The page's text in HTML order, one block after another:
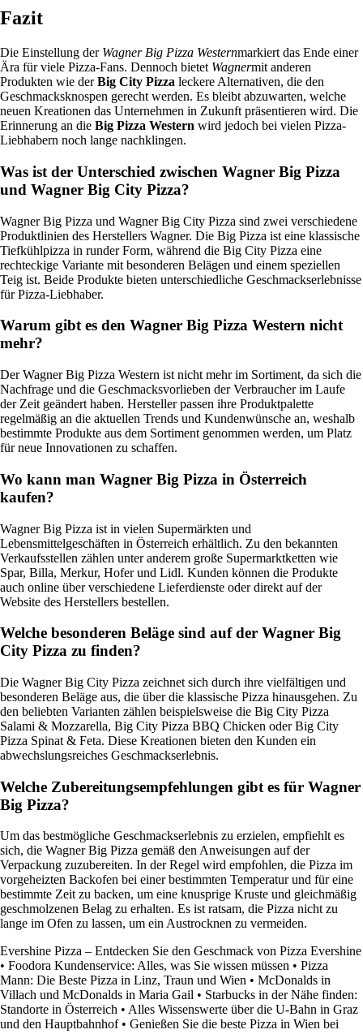
Fazit
Die Einstellung der Wagner Big Pizza Westernmarkiert das Ende einer
Ära für viele Pizza-Fans. Dennoch bietet Wagnermit anderen
Produkten wie derBig City Pizza leckere Alternativen, die den
Geschmacksknospen gerecht werden. Es bleibt abzuwarten, welche
neuen Kreationen das Unternehmen in Zukunft präsentieren wird. Die
Erinnerung an die Big Pizza Western wird jedoch bei vielen Pizza-
Liebhabern noch lange nachklingen.
Was ist der Unterschied zwischen Wagner Big Pizza
und Wagner Big City Pizza?
Wagner Big Pizza und Wagner Big City Pizza sind zwei verschiedene
Produktlinien des Herstellers Wagner. Die Big Pizza ist eine klassische
Tiefkühlpizza in runder Form, während die Big City Pizza eine
rechteckige Variante mit besonderen Belägen und einem speziellen
Teig ist. Beide Produkte bieten unterschiedliche Geschmackserlebnisse
für Pizza-Liebhaber.
Warum gibt es den Wagner Big Pizza Western nicht
mehr?
Der Wagner Big Pizza Western ist nicht mehr im Sortiment, da sich die
Nachfrage und die Geschmacksvorlieben der Verbraucher im Laufe
der Zeit geändert haben. Hersteller passen ihre Produktpalette
regelmäßig an die aktuellen Trends und Kundenwünsche an, weshalb
bestimmte Produkte aus dem Sortiment genommen werden, um Platz
für neue Innovationen zu schaffen.
Wo kann man Wagner Big Pizza in Österreich
kaufen?
Wagner Big Pizza ist in vielen Supermärkten und
Lebensmittelgeschäften in Österreich erhältlich. Zu den bekannten
Verkaufsstellen zählen unter anderem große Supermarktketten wie
Spar, Billa, Merkur, Hofer und Lidl. Kunden können die Produkte
auch online über verschiedene Lieferdienste oder direkt auf der
Website des Herstellers bestellen.
Welche besonderen Beläge sind auf der Wagner Big
City Pizza zu finden?
Die Wagner Big City Pizza zeichnet sich durch ihre vielfältigen und
besonderen Beläge aus, die über die klassische Pizza hinausgehen. Zu
den beliebten Varianten zählen beispielsweise die Big City Pizza
Salami & Mozzarella, Big City Pizza BBQ Chicken oder Big City
Pizza Spinat & Feta. Diese Kreationen bieten den Kunden ein
abwechslungsreiches Geschmackserlebnis.
Welche Zubereitungsempfehlungen gibt es für Wagner
Big Pizza?
Um das bestmögliche Geschmackserlebnis zu erzielen, empfiehlt es
sich, die Wagner Big Pizza gemäß den Anweisungen auf der
Verpackung zuzubereiten. In der Regel wird empfohlen, die Pizza im
vorgeheizten Backofen bei einer bestimmten Temperatur und für eine
bestimmte Zeit zu backen, um eine knusprige Kruste und gleichmäßig
geschmolzenen Belag zu erhalten. Es ist ratsam, die Pizza nicht zu
lange im Ofen zu lassen, um ein Austrocknen zu vermeiden.
Evershine Pizza – Entdecken Sie den Geschmack von Pizza Evershine
• Foodora Kundenservice: Alles, was Sie wissen müssen • Pizza
Mann: Die Beste Pizza in Linz, Traun und Wien • McDonalds in
Villach und McDonalds in Maria Gail • Starbucks in der Nähe finden:
Standorte in Österreich • Alles Wissenswerte über die U-Bahn in Graz
und den Hauptbahnhof• Genießen Sie die beste Pizza in Wien bei